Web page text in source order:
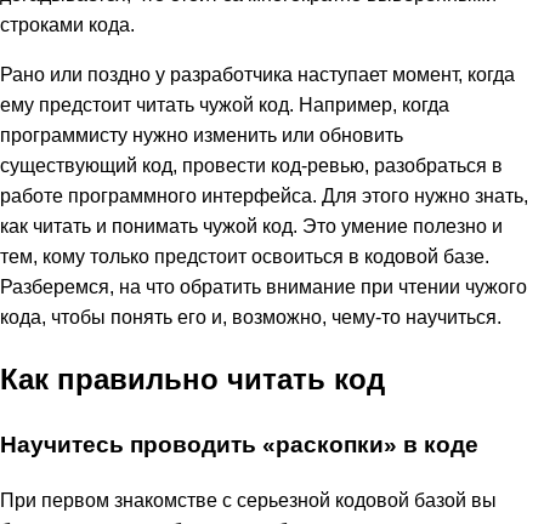
строками кода.
Рано или поздно у разработчика наступает момент, когда
ему предстоит читать чужой код. Например, когда
программисту нужно изменить или обновить
существующий код, провести код-ревью, разобраться в
работе программного интерфейса. Для этого нужно знать,
как читать и понимать чужой код. Это умение полезно и
тем, кому только предстоит освоиться в кодовой базе.
Разберемся, на что обратить внимание при чтении чужого
кода, чтобы понять его и, возможно, чему-то научиться.
Как правильно читать код
Научитесь проводить «раскопки» в коде
При первом знакомстве с серьезной кодовой базой вы